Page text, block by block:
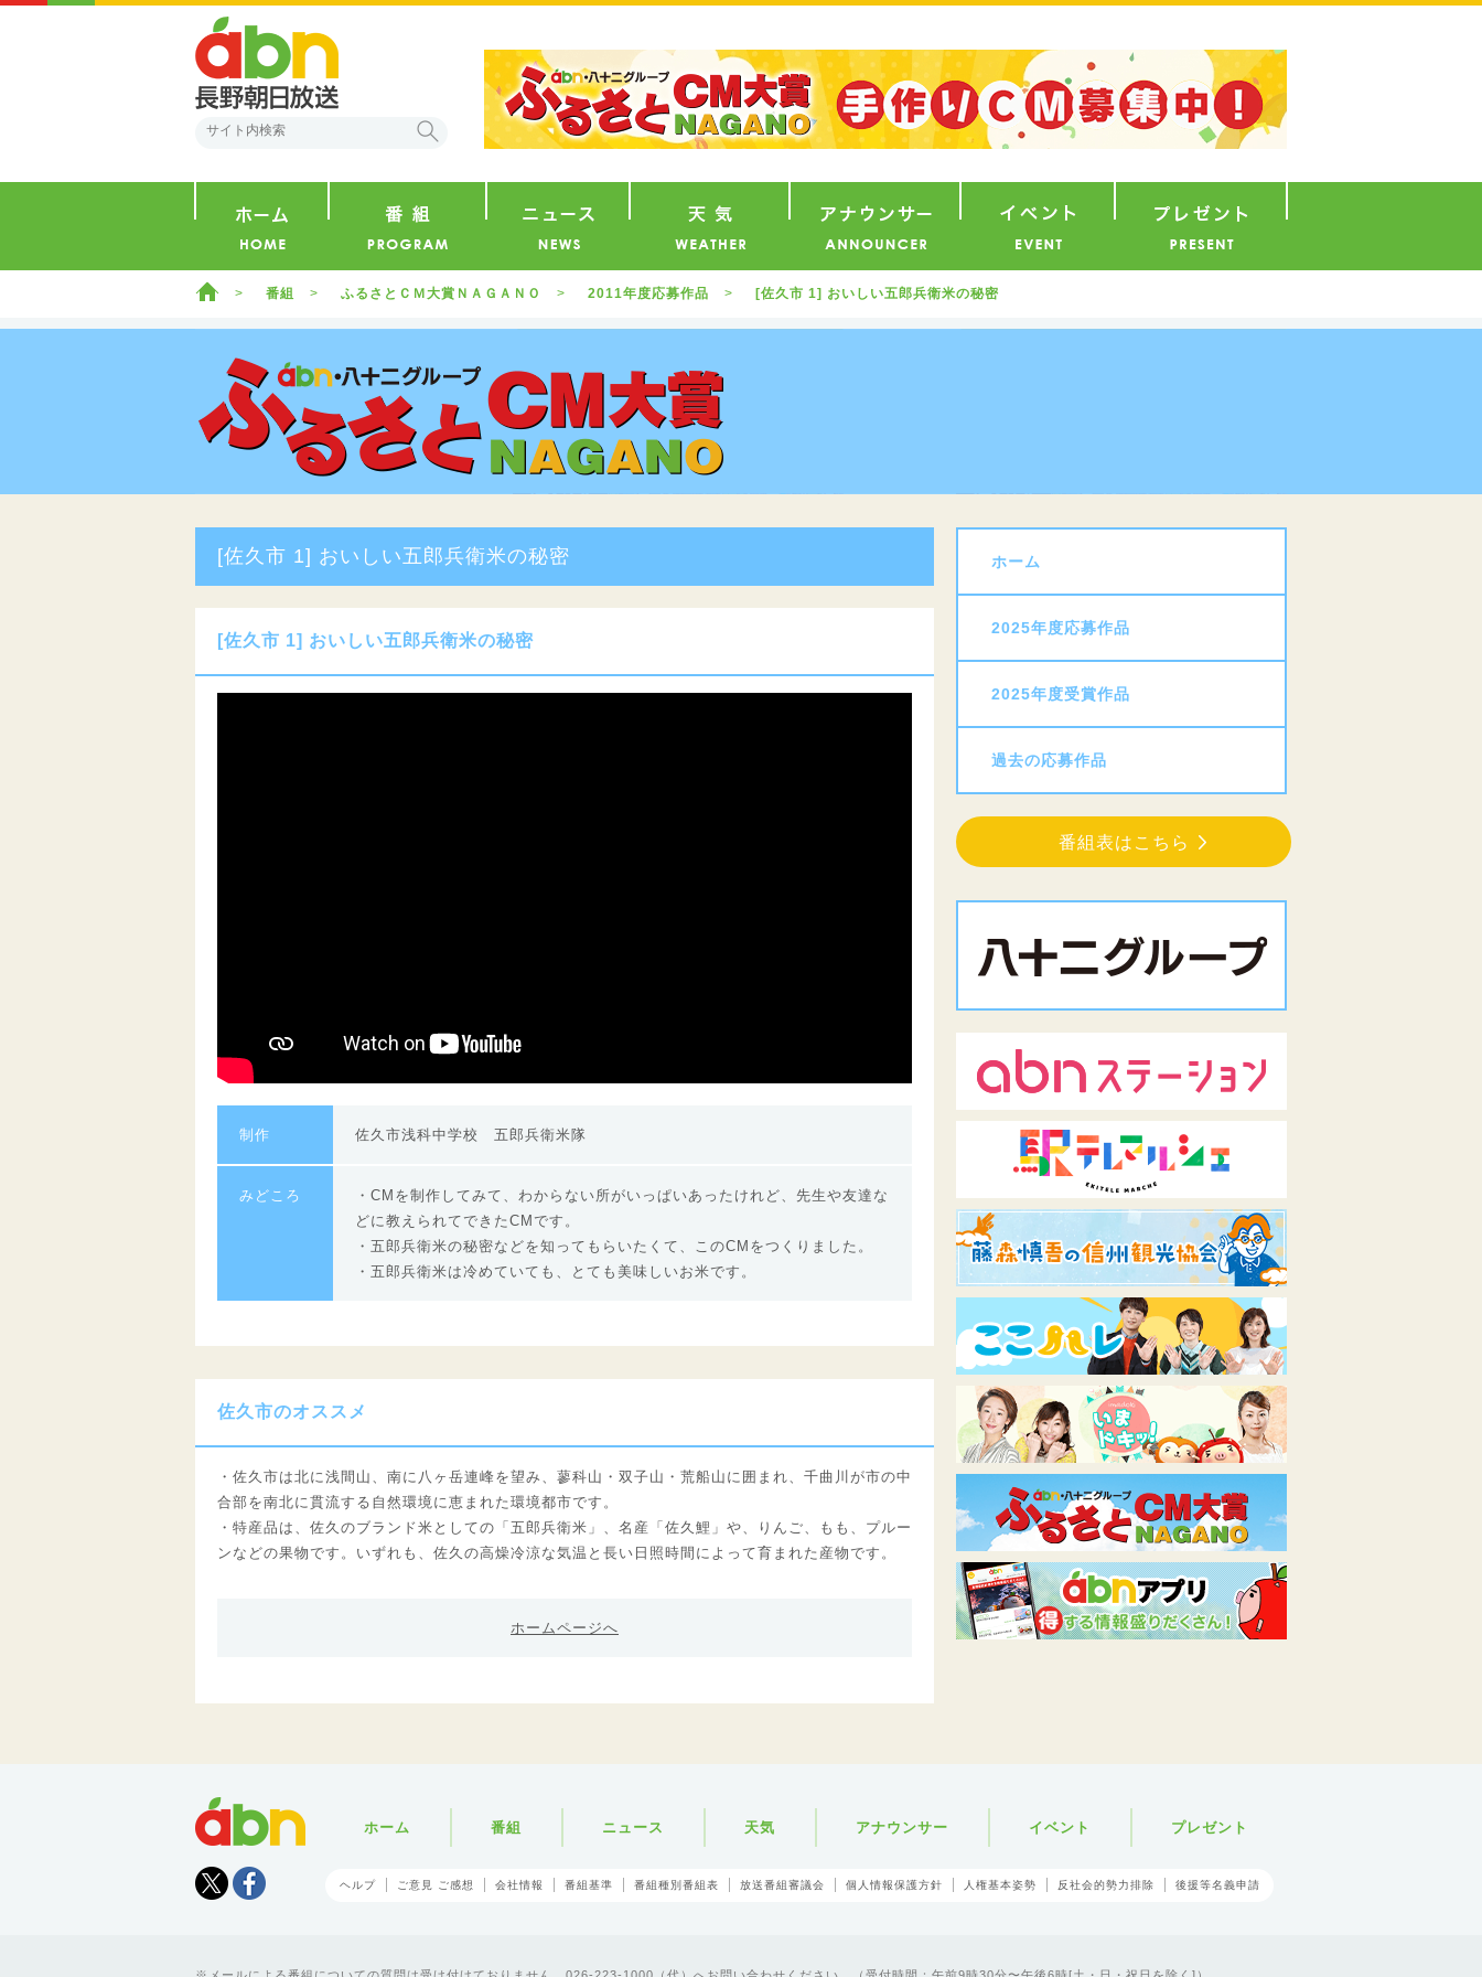
ホーム 番組 ふるさとＣＭ大賞ＮＡＧＡＮＯ 2011年度応募作品 [佐久市 1] おいしい五郎兵衛米の秘密
[佐久市 1] おいしい五郎兵衛米の秘密
[佐久市 1] おいしい五郎兵衛米の秘密
制作 佐久市浅科中学校 五郎兵衛米隊
みどころ
・CMを制作してみて、わからない所がいっぱいあったけれど、先生や友達な
どに教えられてできたCMです。
・五郎兵衛米の秘密などを知ってもらいたくて、このCMをつくりました。
・五郎兵衛米は冷めていても、とても美味しいお米です。
佐久市のオススメ
・佐久市は北に浅間山、南に八ヶ岳連峰を望み、蓼科山・双子山・荒船山に囲まれ、千曲川が市の中
合部を南北に貫流する自然環境に恵まれた環境都市です。
・特産品は、佐久のブランド米としての「五郎兵衛米」、名産「佐久鯉」や、りんご、もも、プルー
ンなどの果物です。いずれも、佐久の高燥冷涼な気温と長い日照時間によって育まれた産物です。
ホームページへ
ホーム
2025年度応募作品
2025年度受賞作品
過去の応募作品
番組表はこちら
Tweet
ホーム 番組 ニュース 天気 アナウンサー イベント プレゼント
ヘルプ ご意見 ご感想 会社情報 番組基準 番組種別番組表 放送番組審議会 個人情報保護方針 人権基本姿勢 反社会的勢力排除 後援等名義申請